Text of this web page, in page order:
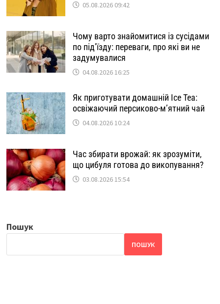
05.08.2026 09:42
Чому варто знайомитися із сусідами
по під’їзду: переваги, про які ви не
задумувалися
04.08.2026 16:25
Як приготувати домашній Ice Tea:
освіжаючий персиково-м’ятний чай
04.08.2026 10:24
Час збирати врожай: як зрозуміти,
що цибуля готова до викопування?
03.08.2026 15:54
Пошук
ПОШУК